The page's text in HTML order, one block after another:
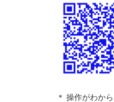
＊ 操作がわからな